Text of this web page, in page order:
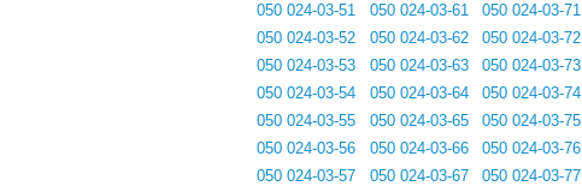
050 024-03-51
050 024-03-52
050 024-03-53
050 024-03-54
050 024-03-55
050 024-03-56
050 024-03-57
050 024-03-61
050 024-03-62
050 024-03-63
050 024-03-64
050 024-03-65
050 024-03-66
050 024-03-67
050 024-03-71
050 024-03-72
050 024-03-73
050 024-03-74
050 024-03-75
050 024-03-76
050 024-03-77